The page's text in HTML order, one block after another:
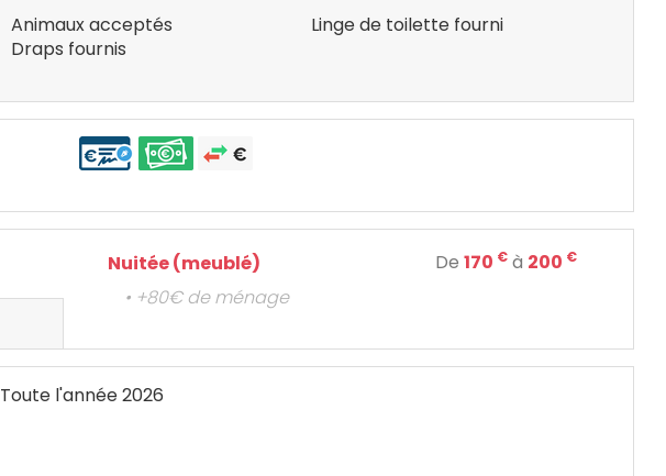
Animaux acceptés
Draps fournis
Linge de toilette fourni
Nuitée (meublé) De170 € à 200 €
• +80€ de ménage
Toute l'année 2026